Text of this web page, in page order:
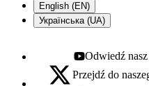
English (EN)
Українська (UA)
Youtube - otwiera się
Odwiedź
X - otwiera się w nowej karcie
Przejdź do